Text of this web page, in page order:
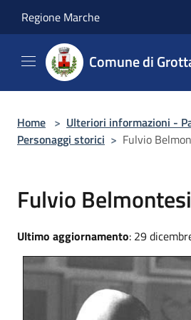
Regione Marche
Comune di
Home > Ulteriori informazioni -
Personaggi storici > Fulvio
Fulvio Belmontesi
Ultimo aggiornamento: 29